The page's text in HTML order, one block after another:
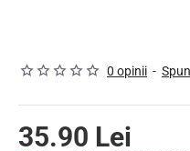
NU ESTE IN STOC 0 opinii -
35.90 Lei